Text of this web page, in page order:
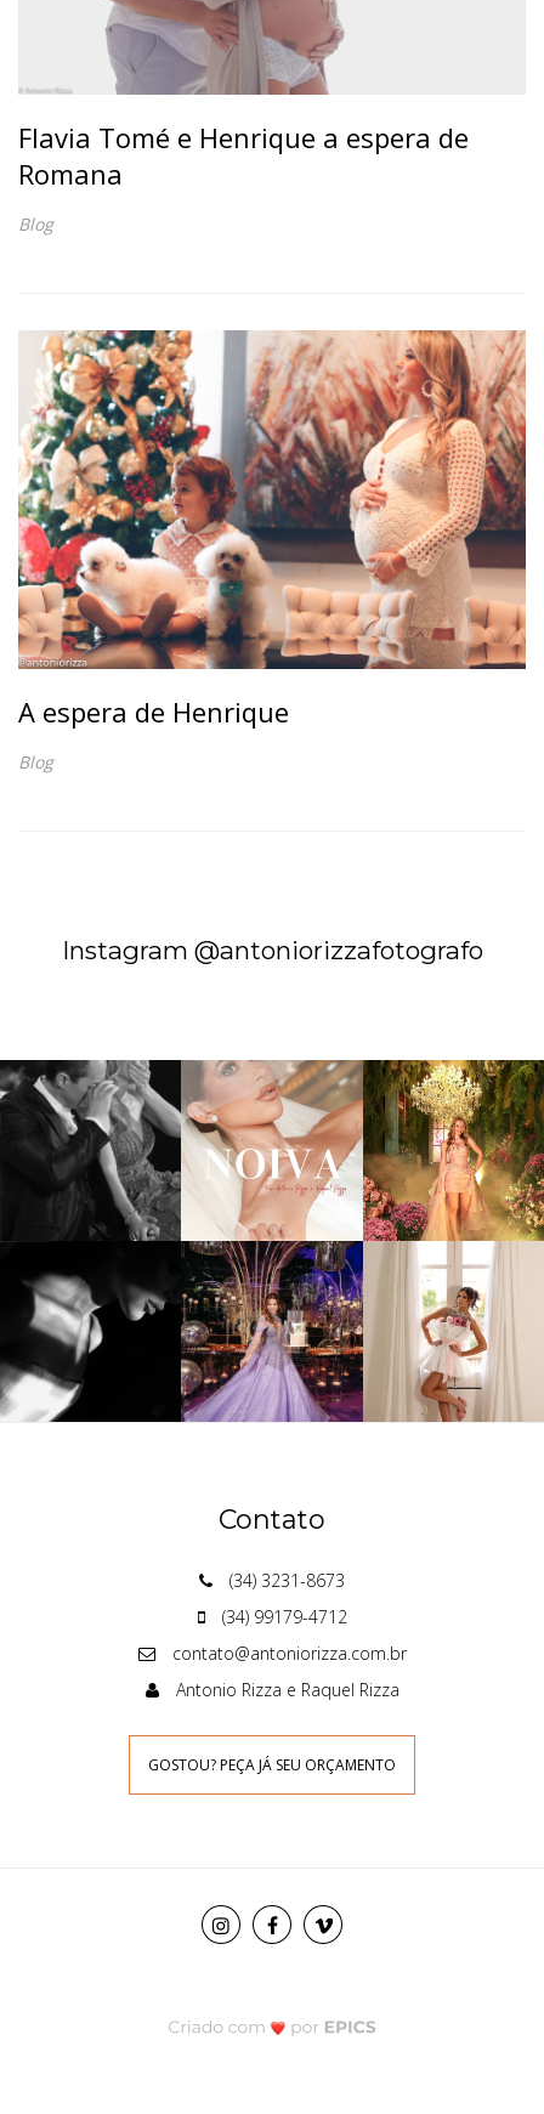
Flavia Tomé e Henrique a espera de
Romana
Blog
A espera de Henrique
Blog
Instagram @antoniorizzafotografo
Contato
(34) 3231-8673
(34) 99179-4712
contato@antoniorizza.com.br
Antonio Rizza e Raquel Rizza
GOSTOU? PEÇA JÁ SEU ORÇAMENTO